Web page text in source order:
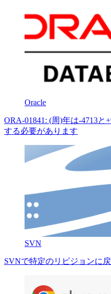
Oracle
ORA-01841: (周)年は-4713と
する必要があります
SVN
SVNで特定のリビジョンに